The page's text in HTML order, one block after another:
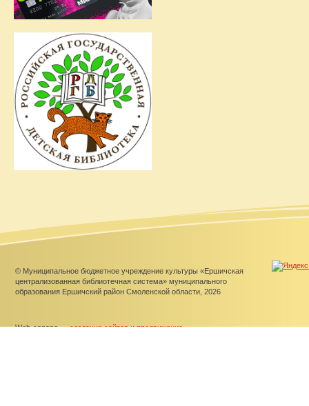
© Муниципальное бюджетное учреждение культуры «Ершичская
централизованная библиотечная система» муниципального
образования Ершичский район Смоленской области, 2026
Web-canape —создание сайтовипродвижение